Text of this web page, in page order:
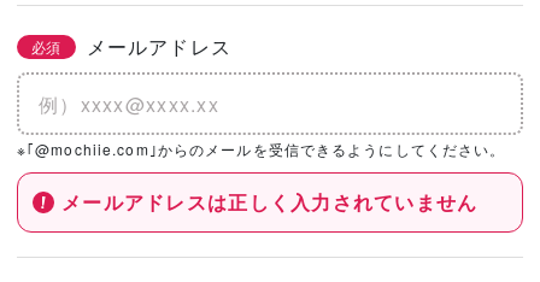
必須 メールアドレス
※｢@mochiie.com｣からのメールを受信できるようにしてください。
メールアドレスは正しく入力されていません